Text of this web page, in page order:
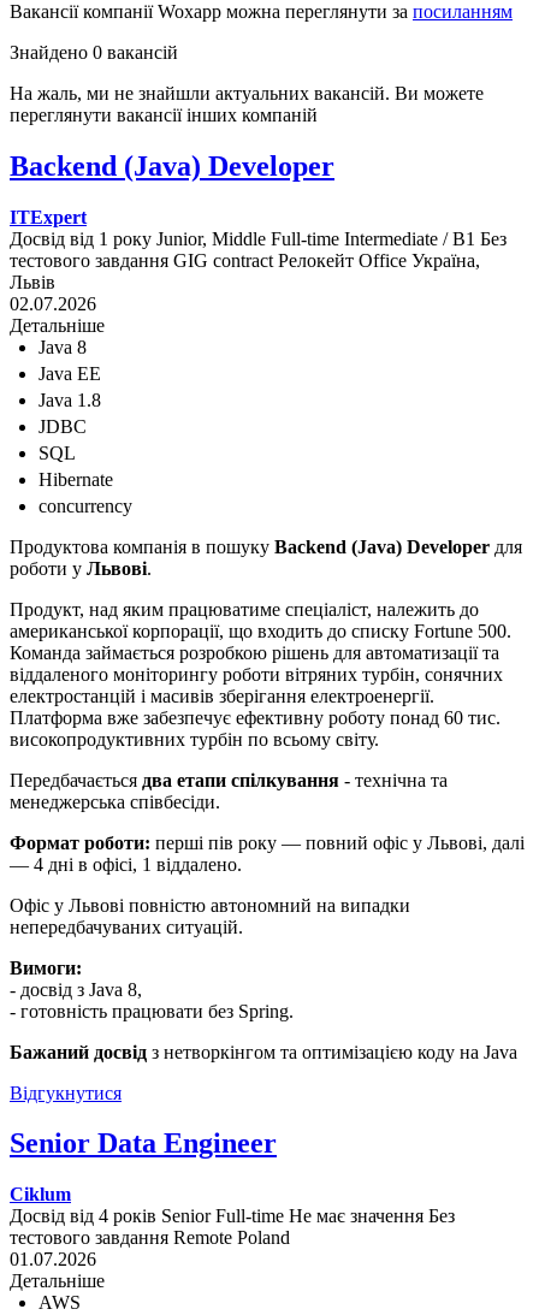
Вакансії компанії Woxapp можна переглянути за посиланням
Знайдено 0 вакансій
На жаль, ми не знайшли актуальних вакансій. Ви можете
переглянути вакансії інших компаній
Backend (Java) Developer
ITExpert
Досвід від 1 року Junior, Middle Full-time Intermediate / B1 Без
тестового завдання GIG contract Релокейт Office Україна,
Львів
02.07.2026
Детальніше
Java 8
Java EE
Java 1.8
JDBC
SQL
Hibernate
concurrency
Продуктова компанія в пошуку Backend (Java) Developer для
роботи у Львові.
Продукт, над яким працюватиме спеціаліст, належить до
американської корпорації, що входить до списку Fortune 500.
Команда займається розробкою рішень для автоматизації та
віддаленого моніторингу роботи вітряних турбін, сонячних
електростанцій і масивів зберігання електроенергії.
Платформа вже забезпечує ефективну роботу понад 60 тис.
високопродуктивних турбін по всьому світу.
Передбачається два етапи спілкування - технічна та
менеджерська співбесіди.
Формат роботи: перші пів року — повний офіс у Львові, далі
— 4 дні в офісі, 1 віддалено.
Офіс у Львові повністю автономний на випадки
непередбачуваних ситуацій.
Вимоги:
- досвід з Java 8,
- готовність працювати без Spring.
Бажаний досвід з нетворкінгом та оптимізацією коду на Java
Відгукнутися
Senior Data Engineer
Ciklum
Досвід від 4 років Senior Full-time Не має значення Без
тестового завдання Remote Poland
01.07.2026
Детальніше
AWS